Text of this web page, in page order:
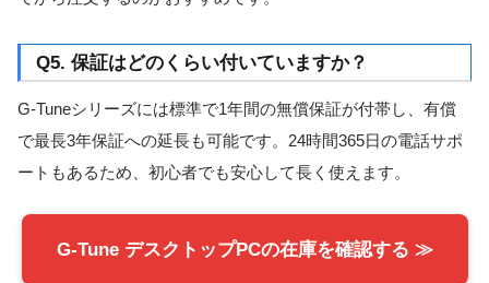
Q5. 保証はどのくらい付いていますか？
G-Tuneシリーズには標準で1年間の無償保証が付帯し、有償
で最長3年保証への延長も可能です。24時間365日の電話サポ
ートもあるため、初心者でも安心して長く使えます。
G-Tune デスクトップPCの在庫を確認する ≫